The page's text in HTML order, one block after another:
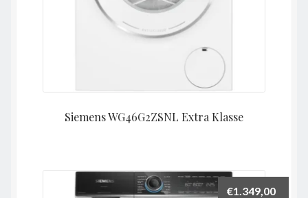
Siemens WG46G2ZSNL Extra Klasse
€1.349,00